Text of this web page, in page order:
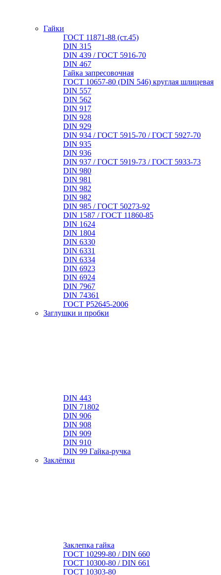
Гайки
ГОСТ 11871-88 (ст.45)
DIN 315
DIN 439 / ГОСТ 5916-70
DIN 467
Гайка запресовочная
ГОСТ 10657-80 (DIN 546) круглая шлицевая
DIN 557
DIN 562
DIN 917
DIN 928
DIN 929
DIN 934 / ГОСТ 5915-70 / ГОСТ 5927-70
DIN 935
DIN 936
DIN 937 / ГОСТ 5919-73 / ГОСТ 5933-73
DIN 980
DIN 981
DIN 982
DIN 982
DIN 985 / ГОСТ 50273-92
DIN 1587 / ГОСТ 11860-85
DIN 1624
DIN 1804
DIN 6330
DIN 6331
DIN 6334
DIN 6923
DIN 6924
DIN 7967
DIN 74361
ГОСТ Р52645-2006
Заглушки и пробки
DIN 443
DIN 71802
DIN 906
DIN 908
DIN 909
DIN 910
DIN 99 Гайка-ручка
Заклёпки
Заклепка гайка
ГОСТ 10299-80 / DIN 660
ГОСТ 10300-80 / DIN 661
ГОСТ 10303-80